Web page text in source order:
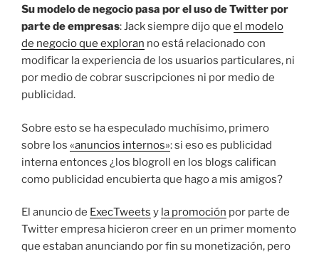
Su modelo de negocio pasa por el uso de Twitter por
parte de empresas: Jack siempre dijo que el modelo
de negocio que exploran no está relacionado con
modificar la experiencia de los usuarios particulares, ni
por medio de cobrar suscripciones ni por medio de
publicidad.
Sobre esto se ha especulado muchísimo, primero
sobre los «anuncios internos»: si eso es publicidad
interna entonces ¿los blogroll en los blogs califican
como publicidad encubierta que hago a mis amigos?
El anuncio de ExecTweets y la promoción por parte de
Twitter empresa hicieron creer en un primer momento
que estaban anunciando por fin su monetización, pero